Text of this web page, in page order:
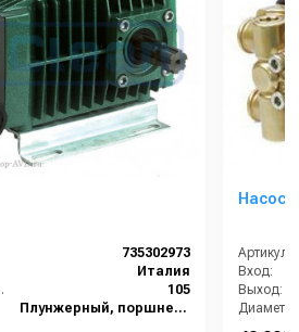
735302973
Италия
мин):
105
Плунжерный, поршневой
Насос
Артикул:
Вход:
Выход:
Диаметр